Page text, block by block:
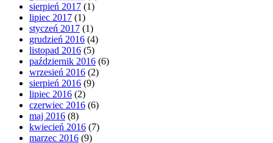
sierpień 2017 (1)
lipiec 2017 (1)
styczeń 2017 (1)
grudzień 2016 (4)
listopad 2016 (5)
październik 2016 (6)
wrzesień 2016 (2)
sierpień 2016 (9)
lipiec 2016 (2)
czerwiec 2016 (6)
maj 2016 (8)
kwiecień 2016 (7)
marzec 2016 (9)